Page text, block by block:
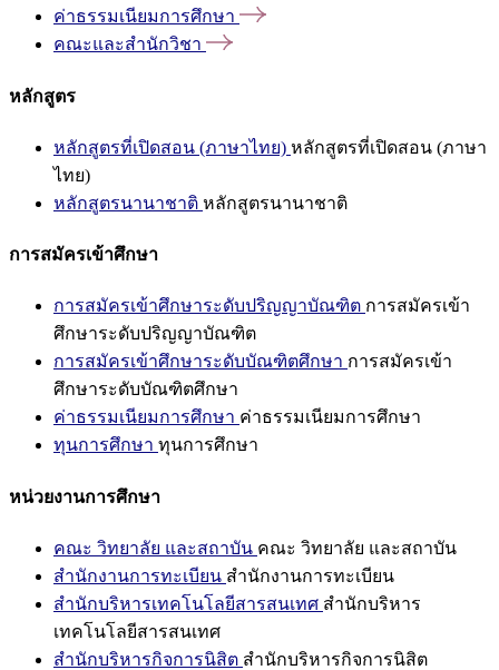
ค่าธรรมเนียมการศึกษา
คณะและสำนักวิชา
หลักสูตร
หลักสูตรที่เปิดสอน (ภาษาไทย) หลักสูตรที่เปิดสอน (ภาษา
ไทย)
หลักสูตรนานาชาติ หลักสูตรนานาชาติ
การสมัครเข้าศึกษา
การสมัครเข้าศึกษาระดับปริญญาบัณฑิต การสมัครเข้า
ศึกษาระดับปริญญาบัณฑิต
การสมัครเข้าศึกษาระดับบัณฑิตศึกษา การสมัครเข้า
ศึกษาระดับบัณฑิตศึกษา
ค่าธรรมเนียมการศึกษา ค่าธรรมเนียมการศึกษา
ทุนการศึกษา ทุนการศึกษา
หน่วยงานการศึกษา
คณะ วิทยาลัย และสถาบัน คณะ วิทยาลัย และสถาบัน
สำนักงานการทะเบียน สำนักงานการทะเบียน
สำนักบริหารเทคโนโลยีสารสนเทศ สำนักบริหาร
เทคโนโลยีสารสนเทศ
สำนักบริหารกิจการนิสิต สำนักบริหารกิจการนิสิต